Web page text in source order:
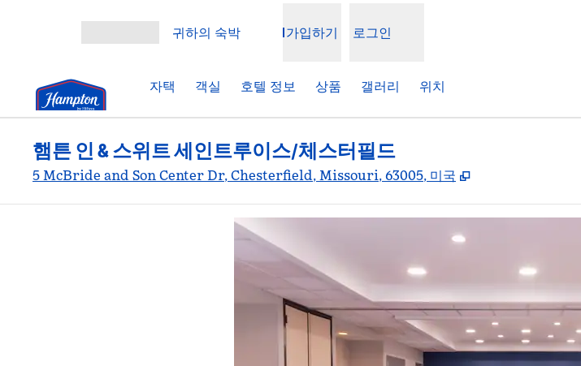
귀하의 숙박 가입하기 로그인
자택 객실 호텔 정보 상품 갤러리 위치
햄튼 인 & 스위트 세인트루이스/체스터필드
5 McBride and Son Center Dr, Chesterfield, Missouri, 63005, 미국 ,